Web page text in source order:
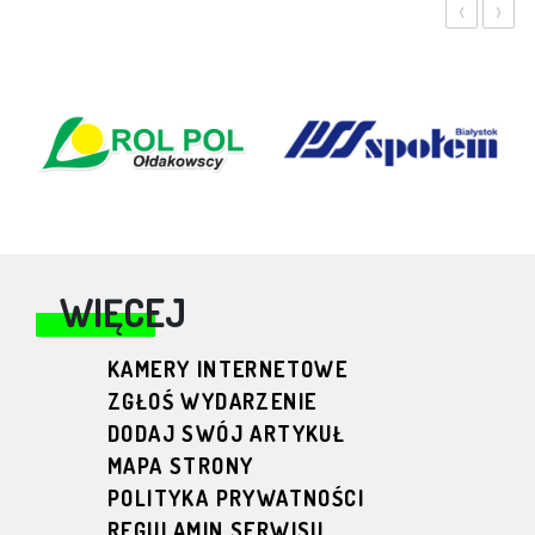
‹ ›
WIĘCEJ
KAMERY INTERNETOWE
ZGŁOŚ WYDARZENIE
DODAJ SWÓJ ARTYKUŁ
MAPA STRONY
POLITYKA PRYWATNOŚCI